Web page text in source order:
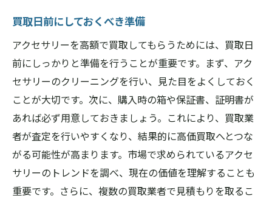
買取日前にしておくべき準備
アクセサリーを高額で買取してもらうためには、買取日
前にしっかりと準備を行うことが重要です。まず、アク
セサリーのクリーニングを行い、見た目をよくしておく
ことが大切です。次に、購入時の箱や保証書、証明書が
あれば必ず用意しておきましょう。これにより、買取業
者が査定を行いやすくなり、結果的に高価買取へとつな
がる可能性が高まります。市場で求められているアクセ
サリーのトレンドを調べ、現在の価値を理解することも
重要です。さらに、複数の買取業者で見積もりを取るこ